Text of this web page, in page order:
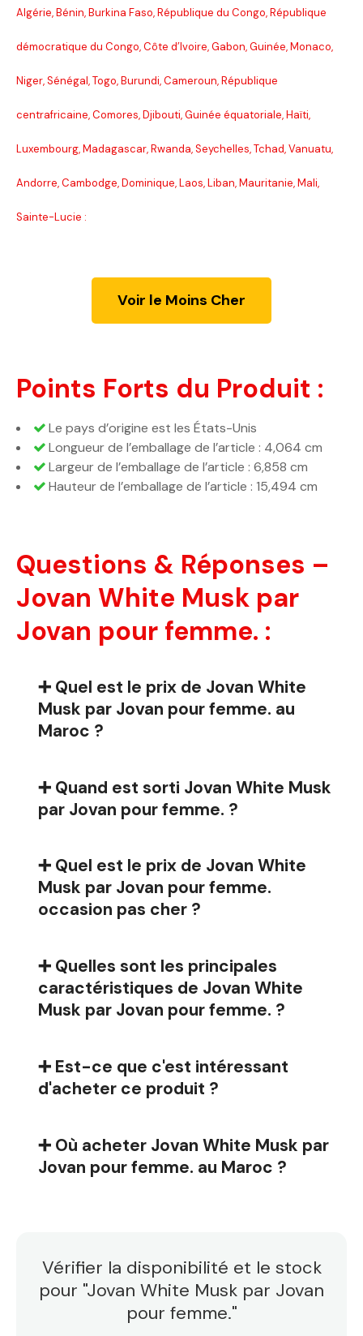
Algérie, Bénin, Burkina Faso, République du Congo, République
démocratique du Congo, Côte d’Ivoire, Gabon, Guinée, Monaco,
Niger, Sénégal, Togo, Burundi, Cameroun, République
centrafricaine, Comores, Djibouti, Guinée équatoriale, Haïti,
Luxembourg, Madagascar, Rwanda, Seychelles, Tchad, Vanuatu,
Andorre, Cambodge, Dominique, Laos, Liban, Mauritanie, Mali,
Sainte-Lucie :
Voir le Moins Cher
Points Forts du Produit :
Le pays d’origine est les États-Unis
Longueur de l’emballage de l’article : 4,064 cm
Largeur de l’emballage de l’article : 6,858 cm
Hauteur de l’emballage de l’article : 15,494 cm
Questions & Réponses –
Jovan White Musk par
Jovan pour femme. :
➕ Quel est le prix de Jovan White
Musk par Jovan pour femme. au
Maroc ?
➕ Quand est sorti Jovan White Musk
par Jovan pour femme. ?
➕ Quel est le prix de Jovan White
Musk par Jovan pour femme.
occasion pas cher ?
➕ Quelles sont les principales
caractéristiques de Jovan White
Musk par Jovan pour femme. ?
➕ Est-ce que c'est intéressant
d'acheter ce produit ?
➕ Où acheter Jovan White Musk par
Jovan pour femme. au Maroc ?
Vérifier la disponibilité et le stock
pour "Jovan White Musk par Jovan
pour femme."